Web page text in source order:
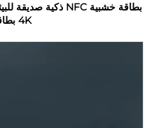
4K بطاقة خشبية